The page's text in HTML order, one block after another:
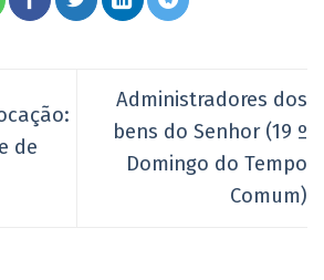
de
Administradores dos
bens do Senhor (19 º
Domingo do Tempo
Comum)